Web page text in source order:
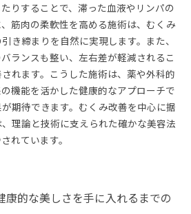
りすることで、滞った血液やリンパの
筋肉の柔軟性を高める施術は、むくみ
き締まりを自然に実現します。また、
ランスも整い、左右差が軽減されるこ
れます。こうした施術は、薬や外科的
機能を活かした健康的なアプローチで
期待できます。むくみ改善を中心に据
理論と技術に支えられた確かな美容法
れています。
康的な美しさを手に入れるまでの